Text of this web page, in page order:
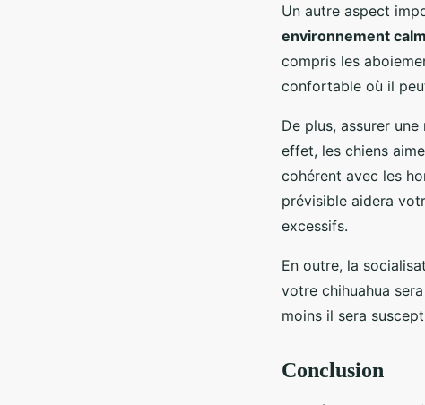
Un autre aspect
environnement
compris les
confortable où il
De plus, assurer
effet, les chiens
cohérent avec les
prévisible aidera
excessifs.
En outre, la
votre chihuahua
moins il sera
Conclusion